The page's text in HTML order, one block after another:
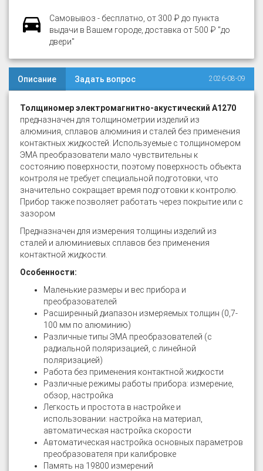
Самовывоз - бесплатно, от 300 ₽ до пункта
выдачи в Вашем городе, доставка от 500 ₽ "до
двери"
Описание Задать вопрос 2026-08-09
Толщиномер электромагнитно-акустический А1270
предназначен для толщинометрии изделий из
алюминия, сплавов алюминия и сталей без применения
контактных жидкостей. Используемые с толщиномером
ЭМА преобразователи мало чувствительны к
состоянию поверхности, поэтому поверхность объекта
контроля не требует специальной подготовки, что
значительно сокращает время подготовки к контролю.
Прибор также позволяет работать через покрытие или с
зазором
Предназначен для измерения толщины изделий из
сталей и алюминиевых сплавов без применения
контактной жидкости.
Особенности:
Маленькие размеры и вес прибора и
преобразователей
Расширенный диапазон измеряемых толщин (0,7-
100 мм по алюминию)
Различные типы ЭМА преобразователей (с
радиальной поляризацией, с линейной
поляризацией)
Работа без применения контактной жидкости
Различные режимы работы прибора: измерение,
обзор, настройка
Легкость и простота в настройке и
использовании: настройка на материал,
автоматическая настройка скорости
Автоматическая настройка основных параметров
преобразователя при калибровке
Память на 19800 измерений